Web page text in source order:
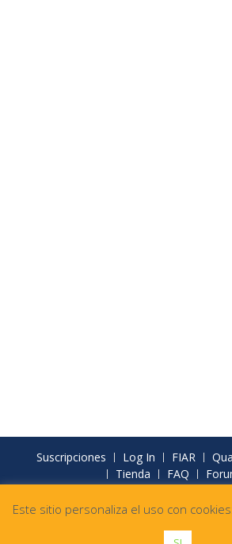
Suscripciones Log In FIAR
Tienda
FAQ
Funciona gracias a WordPress |
Themes
Este sitio personaliza el uso con